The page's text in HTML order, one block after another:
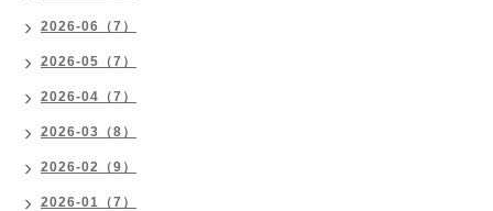
2026-06（7）
2026-05（7）
2026-04（7）
2026-03（8）
2026-02（9）
2026-01（7）